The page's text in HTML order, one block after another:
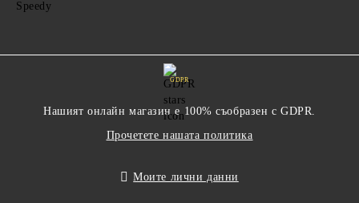
GDPR
Нашият онлайн магазин е 100% съобразен с GDPR.
Прочетете нашата политика
Моите лични данни